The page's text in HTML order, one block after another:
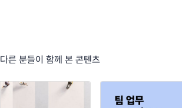
다른 분들이 함께 본 콘텐츠